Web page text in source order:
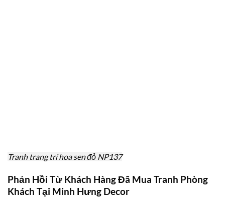
Tranh trang trí hoa sen đỏ NP137
Phản Hồi Từ Khách Hàng Đã Mua Tranh Phòng
Khách Tại Minh Hưng Decor